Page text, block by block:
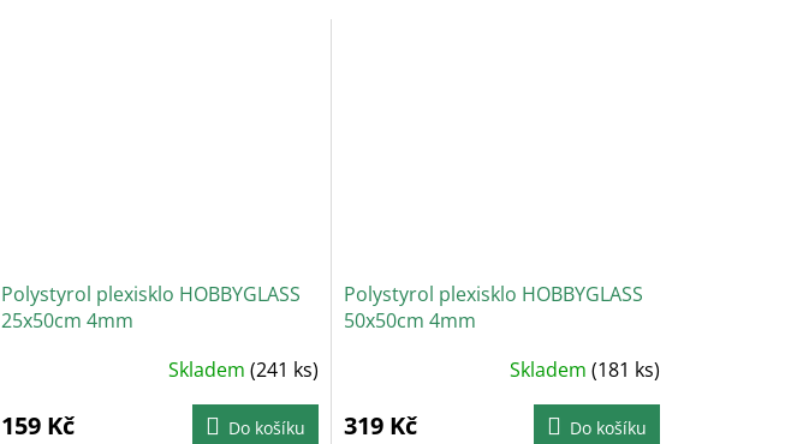
Polystyrol plexisklo HOBBYGLASS
25x50cm 4mm
Skladem (241 ks)
159 Kč Do košíku
Polystyrol plexisklo HOBBYGLASS
50x50cm 4mm
Skladem (181 ks)
319 Kč Do košíku